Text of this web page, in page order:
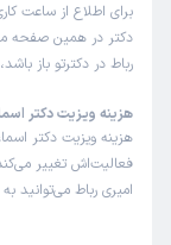
برای اطلاع از ساعت
دکتر در همین صفحه
رباط در دکترتو باز
هزینه ویزیت دکتر
هزینه ویزیت دکتر
فعالیت‌اش تغییر
امیری رباط می‌توانید